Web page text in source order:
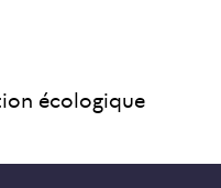
écologique